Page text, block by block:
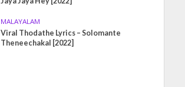
MALAYALAM
Viral Thodathe Lyrics – Solomante
Theneechakal [2022]